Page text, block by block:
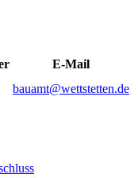
E-Mail
bauamt@wettstetten.de